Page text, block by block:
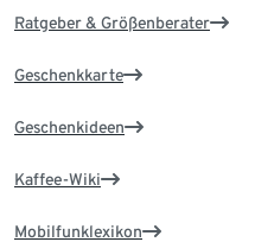
Ratgeber & Größenberater
Geschenkkarte
Geschenkideen
Kaffee-Wiki
Mobilfunklexikon